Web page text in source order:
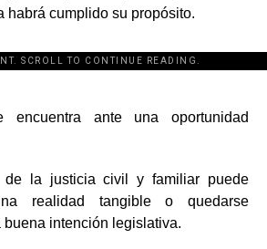
habrá cumplido su propósito.
SCROLL TO CONTINUE READING.
id="243463"]
encuentra ante una oportunidad
de la justicia civil y familiar puede
realidad tangible o quedarse
buena intención legislativa.